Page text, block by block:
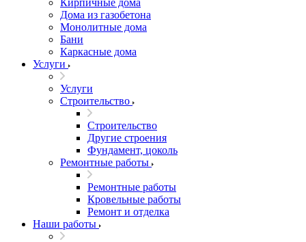
Кирпичные дома
Дома из газобетона
Монолитные дома
Бани
Каркасные дома
Услуги
Услуги
Строительство
Строительство
Другие строения
Фундамент, цоколь
Ремонтные работы
Ремонтные работы
Кровельные работы
Ремонт и отделка
Наши работы